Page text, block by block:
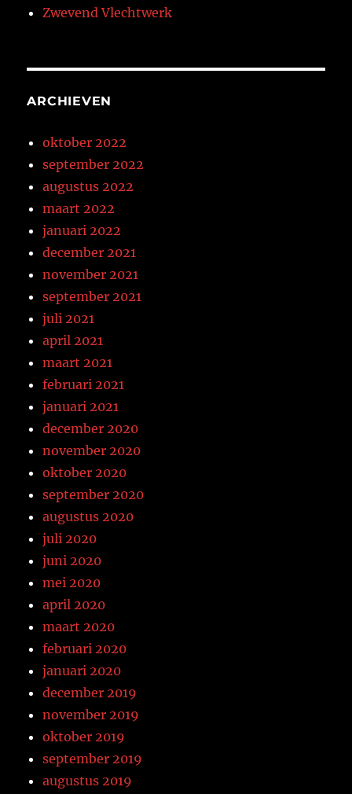
Zwevend Vlechtwerk
ARCHIEVEN
oktober 2022
september 2022
augustus 2022
maart 2022
januari 2022
december 2021
november 2021
september 2021
juli 2021
april 2021
maart 2021
februari 2021
januari 2021
december 2020
november 2020
oktober 2020
september 2020
augustus 2020
juli 2020
juni 2020
mei 2020
april 2020
maart 2020
februari 2020
januari 2020
december 2019
november 2019
oktober 2019
september 2019
augustus 2019